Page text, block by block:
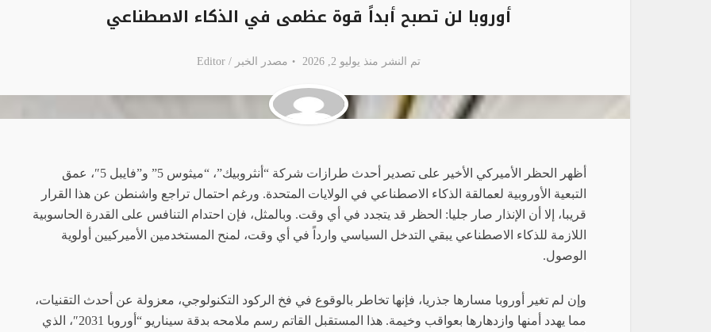
أوروبا لن تصبح أبداً قوة عظمى في الذكاء الاصطناعي
تم النشر منذ يوليو 2, 2026 مصدر الخبر / Editor
أظهر الحظر الأميركي الأخير على تصدير أحدث طرازات شركة “أنثروبيك”، “ميثوس 5” و”فايبل 5″، عمق
التبعية الأوروبية لعمالقة الذكاء الاصطناعي في الولايات المتحدة. ورغم احتمال تراجع واشنطن عن هذا القرار
قريبا، إلا أن الإنذار صار جليا: الحظر قد يتجدد في أي وقت. وبالمثل، فإن احتدام التنافس على القدرة الحاسوبية
اللازمة للذكاء الاصطناعي يبقي التدخل السياسي وارداً في أي وقت، لمنح المستخدمين الأميركيين أولوية
الوصول.
وإن لم تغير أوروبا مسارها جذريا، فإنها تخاطر بالوقوع في فخ الركود التكنولوجي، معزولة عن أحدث التقنيات،
مما يهدد أمنها وازدهارها بعواقب وخيمة. هذا المستقبل القاتم رسم ملامحه بدقة سيناريو “أوروبا 2031″، الذي